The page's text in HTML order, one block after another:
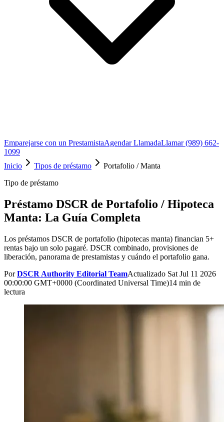
Emparejarse con un PrestamistaAgendar LlamadaLlamar (989) 662-
1099
Inicio
Tipos de préstamo
Portafolio / Manta
Tipo de préstamo
Préstamo DSCR de Portafolio / Hipoteca
Manta: La Guía Completa
Los préstamos DSCR de portafolio (hipotecas manta) financian 5+
rentas bajo un solo pagaré. DSCR combinado, provisiones de
liberación, panorama de prestamistas y cuándo el portafolio gana.
PorDSCR Authority Editorial TeamActualizado Sat Jul 11 2026
00:00:00 GMT+0000 (Coordinated Universal Time)14 min de
lectura